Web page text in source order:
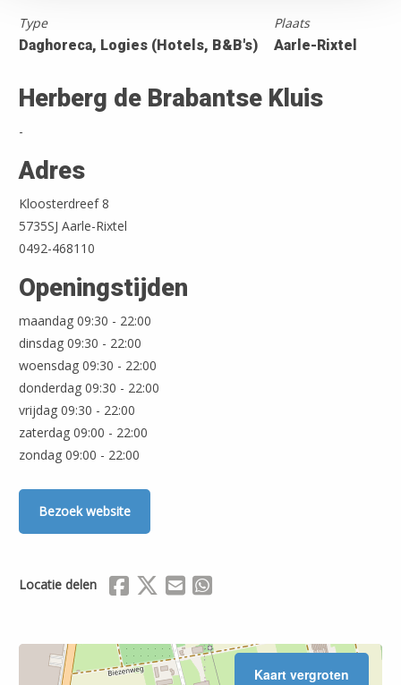
Type
Daghoreca, Logies (Hotels, B&B's)
Plaats
Aarle-Rixtel
Herberg de Brabantse Kluis
-
Adres
Kloosterdreef 8
5735SJ Aarle-Rixtel
0492-468110
Openingstijden
maandag 09:30 - 22:00
dinsdag 09:30 - 22:00
woensdag 09:30 - 22:00
donderdag 09:30 - 22:00
vrijdag 09:30 - 22:00
zaterdag 09:00 - 22:00
zondag 09:00 - 22:00
Bezoek website
Locatie delen Delen via Facebook
Delen via X (Twitter)
Delen via Mail
Delen via WhatsApp
Kaart vergroten